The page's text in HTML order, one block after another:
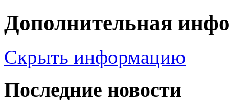
Дополнительная
Скрыть информацию
Последние новости